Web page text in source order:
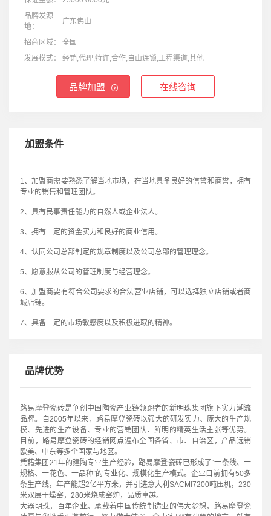
品牌发源
地：
广东佛山
招商区域：
全国
发展模式：
经销,代理,特许,合作,自由连锁,工程渠道,其他
品牌加盟 在线咨询
加盟条件
1、加盟商需要熟悉了解当地市场，在当地具备良好的信誉和商誉，拥有
专业的销售和管理团队。
2、具有民事责任能力的自然人或企业法人。
3、拥有一定的资金实力和良好的商业信用。
4、认同公司总部制定的规章制度以及公司总部的管理理念。
5、愿意服从公司的管理制度与经营理念。.
6、加盟商要有符合公司要求的合法营业店铺，可以选择独立店铺或者商
城店铺。
7、具备一定的市场敏感度以及积极进取的精神。
品牌优势
路易摩登瓷砖是争创中国陶瓷产业链领跑者的新明珠集团旗下实力潮流
品牌。自2005年以来，路易摩登瓷砖以强大的研发实力、庞大的生产规
模、先进的生产设备、专业的营销团队、鲜明的精英生活主张等优势。
目前，路易摩登瓷砖的经销网点遍布全国各省、市、自治区，产品远销
欧美、中东等多个国家与地区。
凭藉集团21年的建陶专业生产经验，路易摩登瓷砖已形成了“一条线、一
规格、一花色、一品种”的专业化、规模化生产模式。企业目前拥有50多
条生产线，年产能超2亿平方米，并引进意大利SACMI7200吨压机，230
米双层干燥窑，280米烧成窑炉，品质卓越。
大器明珠，百年企业。承载着中国传统制造业的伟大梦想，路易摩登瓷